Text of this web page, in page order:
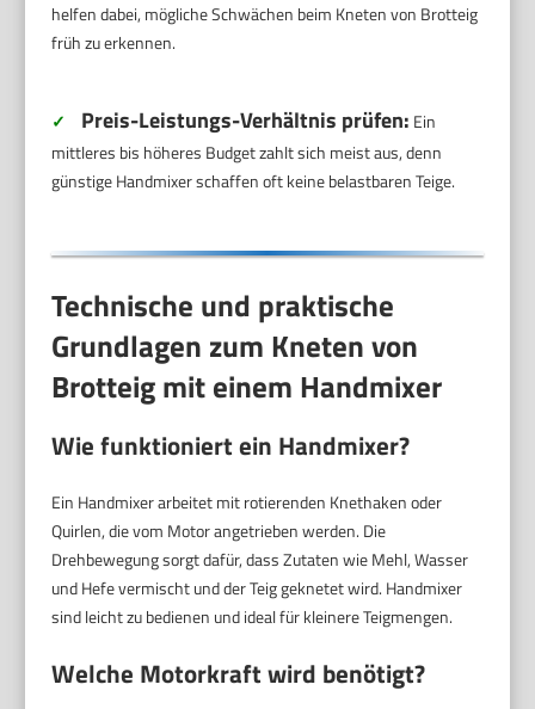
helfen dabei, mögliche Schwächen beim Kneten von Brotteig
früh zu erkennen.
✓ Preis-Leistungs-Verhältnis prüfen: Ein
mittleres bis höheres Budget zahlt sich meist aus, denn
günstige Handmixer schaffen oft keine belastbaren Teige.
Technische und praktische
Grundlagen zum Kneten von
Brotteig mit einem Handmixer
Wie funktioniert ein Handmixer?
Ein Handmixer arbeitet mit rotierenden Knethaken oder
Quirlen, die vom Motor angetrieben werden. Die
Drehbewegung sorgt dafür, dass Zutaten wie Mehl, Wasser
und Hefe vermischt und der Teig geknetet wird. Handmixer
sind leicht zu bedienen und ideal für kleinere Teigmengen.
Welche Motorkraft wird benötigt?